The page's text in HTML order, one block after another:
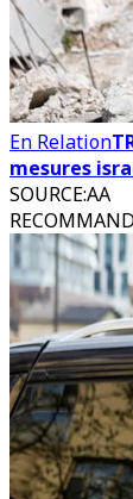
En Relation
mesures
SOURCE:AA